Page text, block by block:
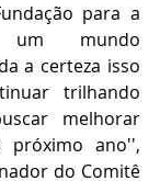
para a
um mundo
a certeza isso
trilhando
melhorar
ano'',
do Comitê